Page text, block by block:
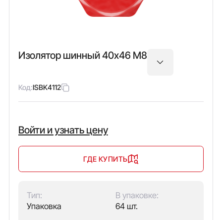
Изолятор шинный 40х46 М8
Код:ISBK4112
Войти и узнать цену
ГДЕ КУПИТЬ
Тип:
Упаковка
В упаковке:
64 шт.